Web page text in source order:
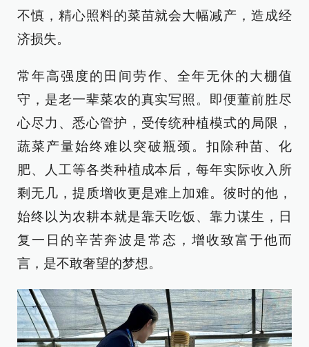
不慎，精心照料的菜苗就会大幅减产，造成经
济损失。
常年高强度的田间劳作、全年无休的大棚值
守，是老一辈菜农的真实写照。即便董前胜尽
心尽力、悉心管护，受传统种植模式的局限，
蔬菜产量始终难以突破瓶颈。扣除种苗、化
肥、人工等各类种植成本后，每年实际收入所
剩无几，提质增收更是难上加难。彼时的他，
始终以为农耕本就是靠天吃饭、靠力谋生，日
复一日的辛苦奔波是常态，增收致富于他而
言，是不敢奢望的梦想。